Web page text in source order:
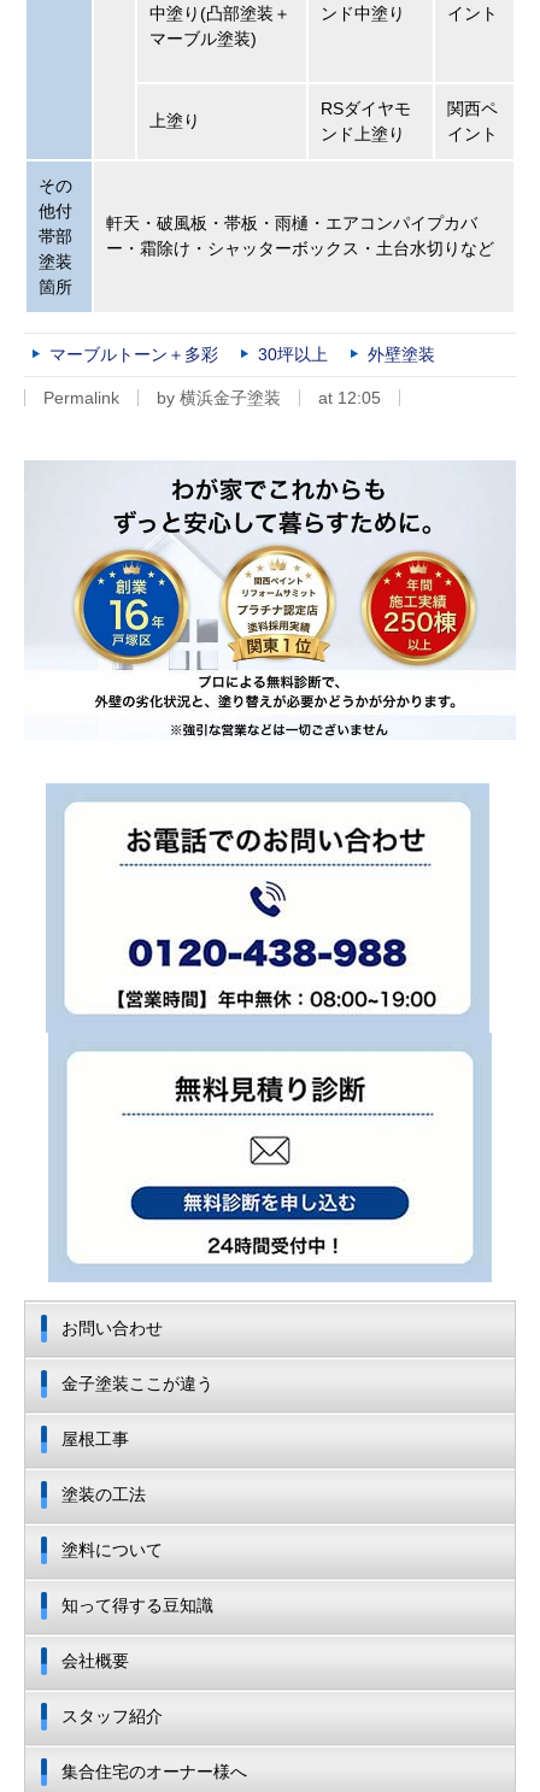
中塗り(凸部塗装＋
マーブル塗装)
ンド中塗り
イント
上塗り
RSダイヤモ
ンド上塗り
関西ペ
イント
その
他付
帯部
塗装
箇所
軒天・破風板・帯板・雨樋・エアコンパイプカバ
ー・霜除け・シャッターボックス・土台水切りなど
マーブルトーン＋多彩 30坪以上 外壁塗装
Permalink by 横浜金子塗装 at 12:05
お問い合わせ
金子塗装ここが違う
屋根工事
塗装の工法
塗料について
知って得する豆知識
会社概要
スタッフ紹介
集合住宅のオーナー様へ